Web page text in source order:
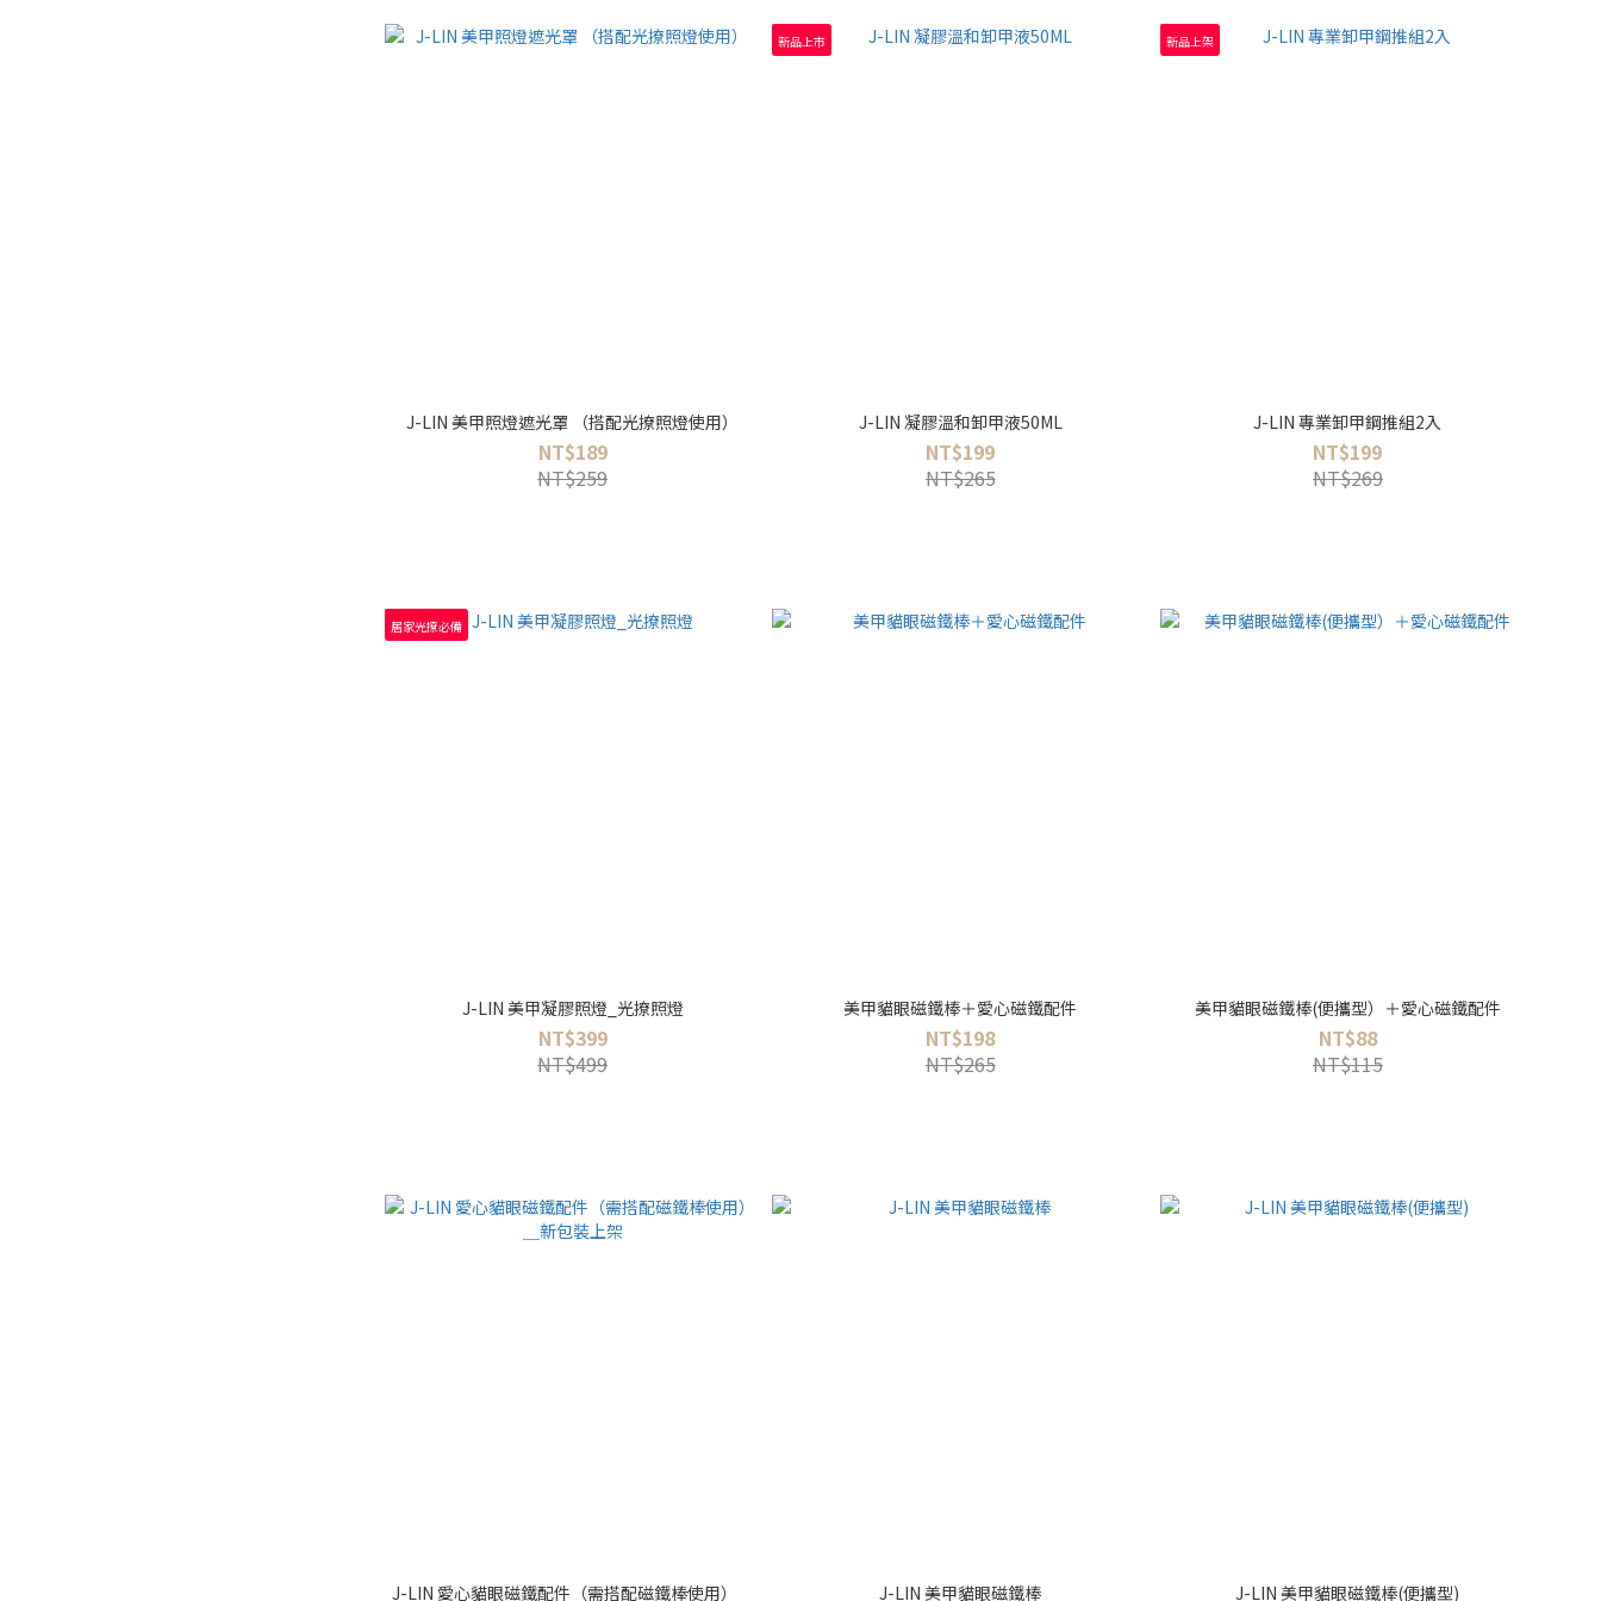
J-LIN 美甲照燈遮光罩 （搭配光撩照燈使用）
NT$189
NT$259
新品上市
J-LIN 凝膠溫和卸甲液50ML
NT$199
NT$265
新品上架
J-LIN 專業卸甲鋼推組2入
NT$199
NT$269
居家光撩必備
J-LIN 美甲凝膠照燈_光撩照燈
NT$399
NT$499
美甲貓眼磁鐵棒＋愛心磁鐵配件
NT$198
NT$265
美甲貓眼磁鐵棒(便攜型）＋愛心磁鐵配件
NT$88
NT$115
J-LIN 愛心貓眼磁鐵配件（需搭配磁鐵棒使用）＿ J-LIN 美甲貓眼磁鐵棒 J-LIN 美甲貓眼磁鐵棒(便攜型)